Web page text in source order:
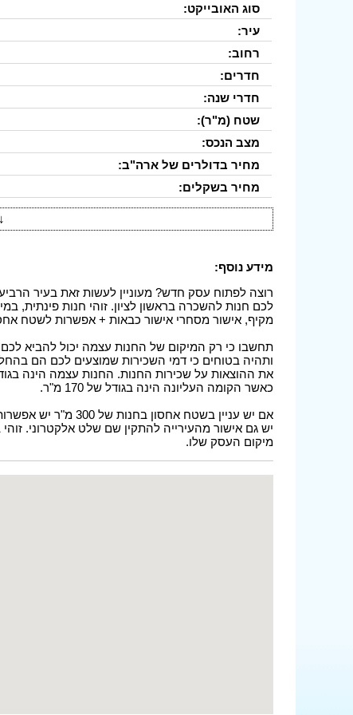
סוג האובייקט:
עיר:
רחוב:
חדרים:
חדרי שנה:
שטח (מ"ר):
מצב הנכס:
מחיר בדולרים של ארה"ב:
מחיר בשקלים:
מידע נוסף:
רוצה לפתוח עסק חדש? מעוניין לעשות זאת בעיר
לכם חנות להשכרה בראשון לציון. זוהי חנות פינתית,
מקיף, אישור מסחרי אישור כבאות + אפשרות לשטח
תחשבו כי רק המיקום של החנות עצמה יכול להביא לכם
ותהיה בטוחים כי דמי השכירות שמוצעים לכם הם
כאשר הקומה העליונה הינה בגודל של 170 מ"ר.
יש גם אישור מהעירייה להתקין שם שלט אלקטרוני.
מיקום העסק שלו.